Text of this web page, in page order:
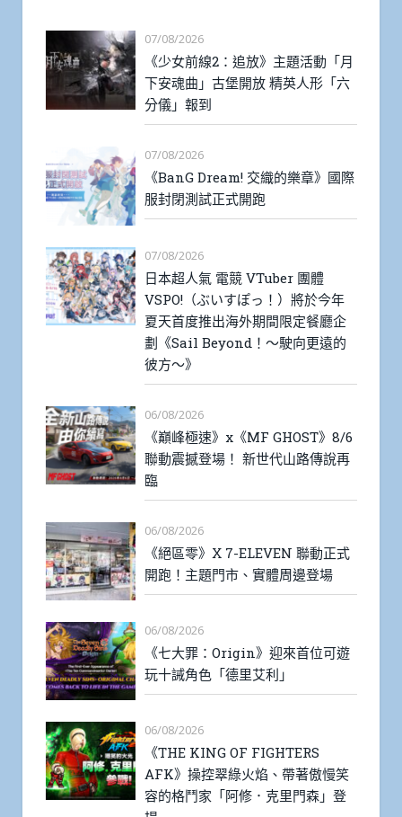
07/08/2026
《少女前線2：追放》主題活動「月
下安魂曲」古堡開放 精英人形「六
分儀」報到
07/08/2026
《BanG Dream! 交織的樂章》國際
服封閉測試正式開跑
07/08/2026
日本超人氣 電競 VTuber 團體
VSPO!（ぶいすぽっ！）將於今年
夏天首度推出海外期間限定餐廳企
劃《Sail Beyond！～駛向更遠的
彼方～》
06/08/2026
《巔峰極速》x《MF GHOST》8/6
聯動震撼登場！ 新世代山路傳說再
臨
06/08/2026
《絕區零》X 7-ELEVEN 聯動正式
開跑！主題門市、實體周邊登場
06/08/2026
《七大罪：Origin》迎來首位可遊
玩十誡角色「德里艾利」
06/08/2026
《THE KING OF FIGHTERS
AFK》操控翠綠火焰、帶著傲慢笑
容的格鬥家「阿修．克里門森」登